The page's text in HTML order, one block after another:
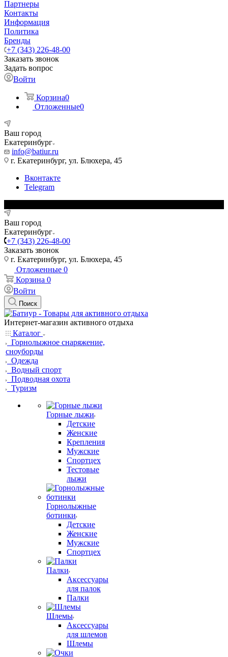
Партнеры
Контакты
Информация
Политика
Бренды
+7 (343) 226-48-00
Заказать звонок
Задать вопрос
Войти
Корзина0
Отложенные0
Ваш город
Екатеринбург
info@batiur.ru
г. Екатеринбург, ул. Блюхера, 45
Вконтакте
Telegram
Ваш город
Екатеринбург
+7 (343) 226-48-00
Заказать звонок
г. Екатеринбург, ул. Блюхера, 45
Отложенные 0
Корзина 0
Войти
Поиск
Интернет-магазин активного отдыха
Каталог
Горнолыжное снаряжение,
сноуборды
Одежда
Водный спорт
Подводная охота
Туризм
Горные лыжи
Детские
Женские
Крепления
Мужские
Спортцех
Тестовые
лыжи
Горнолыжные
ботинки
Детские
Женские
Мужские
Спортцех
Палки
Аксессуары
для палок
Палки
Шлемы
Аксессуары
для шлемов
Шлемы